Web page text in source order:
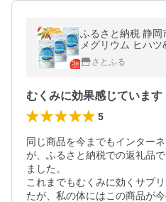
ふるさと納税 静岡
メグリウム ヒハツ
想のすっきりめぐ
さとふる
むくみに効果感じています
5
同じ商品を今までもインター
が、ふるさと納税での返礼品
ました。
これまでもむくみに効くサプ
たが、私の体にはこの商品が